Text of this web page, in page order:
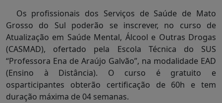
Os profissionais dos Serviços de Saúde de Mato
Grosso do Sul poderão se inscrever, no curso de
Atualização em Saúde Mental, Álcool e Outras Drogas
(CASMAD), ofertado pela Escola Técnica do SUS
“Professora Ena de Araújo Galvão”, na modalidade EAD
(Ensino à Distância). O curso é gratuito e
osparticipantes obterão certificação de 60h e tem
duração máxima de 04 semanas.